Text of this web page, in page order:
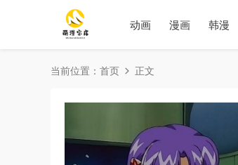
动画 漫画 韩漫
当前位置： 首页 正文